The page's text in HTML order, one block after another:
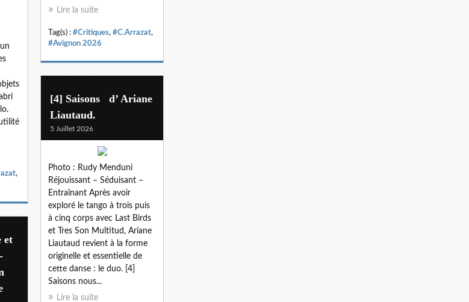
Lire la suite
Tag(s) : #Critiques, #C.Arrazat,
#Avignon 2026
,
[4] Saisons d’ Ariane
Liautaud.
5 Juillet 2026
Photo : Rudy Menduni
Réjouissant – Séduisant –
Entraînant Après avoir
exploré le tango à trois puis
à cinq corps avec Last Birds
et Tres Son Multitud, Ariane
Liautaud revient à la forme
originelle et essentielle de
cette danse : le duo. [4]
Saisons nous...
Lire la suite
et